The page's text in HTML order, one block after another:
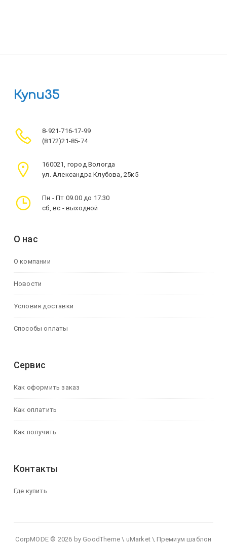
Купи35
8-921-716-17-99
(8172)21-85-74
160021, город Вологда
ул. Александра Клубова, 25к5
Пн - Пт 09.00 до 17.30
сб, вс - выходной
О нас
О компании
Новости
Условия доставки
Способы оплаты
Сервис
Как оформить заказ
Как оплатить
Как получить
Контакты
Где купить
CorpMODE © 2026 by GoodTheme \ uMarket \ Премиум шаблон